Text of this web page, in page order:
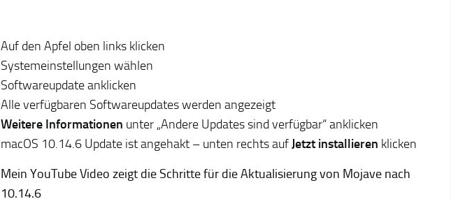
Auf den Apfel oben links klicken
Systemeinstellungen wählen
Softwareupdate anklicken
Alle verfügbaren Softwareupdates werden angezeigt
Weitere Informationen unter „Andere Updates sind verfügbar“ anklicken
macOS 10.14.6 Update ist angehakt – unten rechts aufJetzt installieren klicken
Mein YouTube Video zeigt die Schritte für die Aktualisierung von Mojave nach
10.14.6